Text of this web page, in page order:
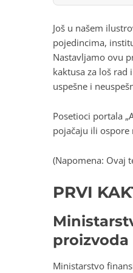
Još u našem
pojedincima,
Nastavljamo ovu
kaktusa za loš
uspešne i
Posetioci portala
pojačaju ili ospore
(Napomena: Ovaj
PRVI
proizvoda
Ministarstvo